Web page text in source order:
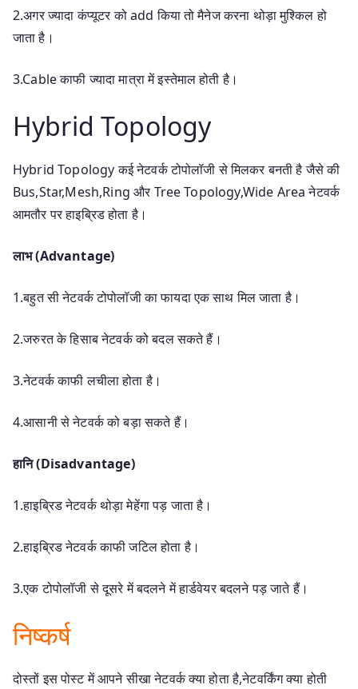
2.अगर ज्यादा कंप्यूटर को add किया तो मैनेज करना थोड़ा मुश्किल हो
जाता है।
3.Cable काफी ज्यादा मात्रा में इस्तेमाल होती है।
Hybrid Topology
Hybrid Topology कई नेटवर्क टोपोलॉजी से मिलकर बनती है जैसे की
Bus,Star,Mesh,Ring और Tree Topology,Wide Area नेटवर्क
आमतौर पर हाइब्रिड होता है।
लाभ (Advantage)
1.बहुत सी नेटवर्क टोपोलॉजी का फायदा एक साथ मिल जाता है।
2.जरुरत के हिसाब नेटवर्क को बदल सकते हैं।
3.नेटवर्क काफी लचीला होता है।
4.आसानी से नेटवर्क को बड़ा सकते हैं।
हानि (Disadvantage)
1.हाइब्रिड नेटवर्क थोड़ा मेहेंगा पड़ जाता है।
2.हाइब्रिड नेटवर्क काफी जटिल होता है।
3.एक टोपोलॉजी से दूसरे में बदलने में हार्डवेयर बदलने पड़ जाते हैं।
निष्कर्ष
दोस्तों इस पोस्ट में आपने सीखा नेटवर्क क्या होता है,नेटवर्किंग क्या होती